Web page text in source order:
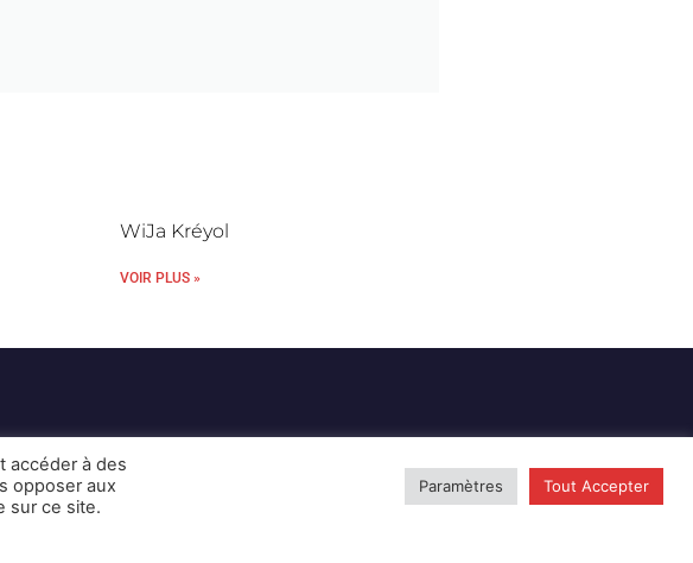
WiJa Kréyol
VOIR PLUS »
Crédits
accéder à des
opposer aux
sur ce site.
Paramètres Tout Accepter